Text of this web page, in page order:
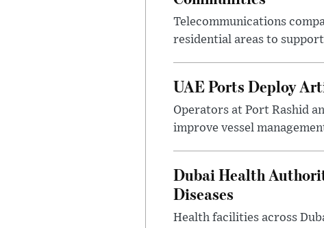
Telecommunications
residential areas to
UAE Ports Deploy
Operators at Port Rashid
improve vessel
Dubai Health
Diseases
Health facilities across